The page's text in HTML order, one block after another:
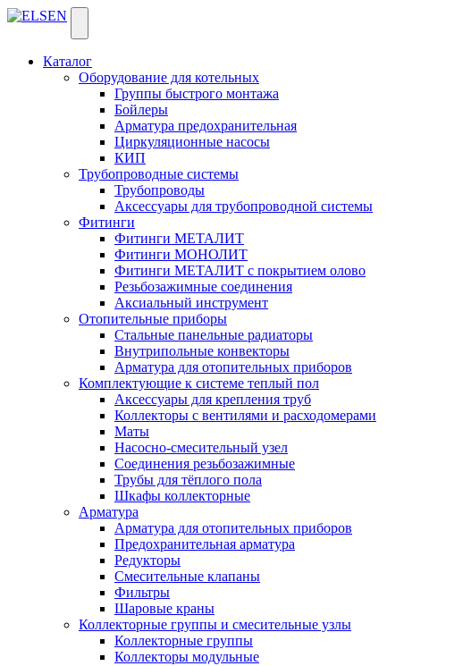
Каталог
Оборудование для котельных
Группы быстрого монтажа
Бойлеры
Арматура предохранительная
Циркуляционные насосы
КИП
Трубопроводные системы
Трубопроводы
Аксессуары для трубопроводной системы
Фитинги
Фитинги МЕТАЛИТ
Фитинги МОНОЛИТ
Фитинги МЕТАЛИТ с покрытием олово
Резьбозажимные соединения
Аксиальный инструмент
Отопительные приборы
Стальные панельные радиаторы
Внутрипольные конвекторы
Арматура для отопительных приборов
Комплектующие к системе теплый пол
Аксессуары для крепления труб
Коллекторы с вентилями и расходомерами
Маты
Насосно-смесительный узел
Соединения резьбозажимные
Трубы для тёплого пола
Шкафы коллекторные
Арматура
Арматура для отопительных приборов
Предохранительная арматура
Редукторы
Смесительные клапаны
Фильтры
Шаровые краны
Коллекторные группы и смесительные узлы
Коллекторные группы
Коллекторы модульные